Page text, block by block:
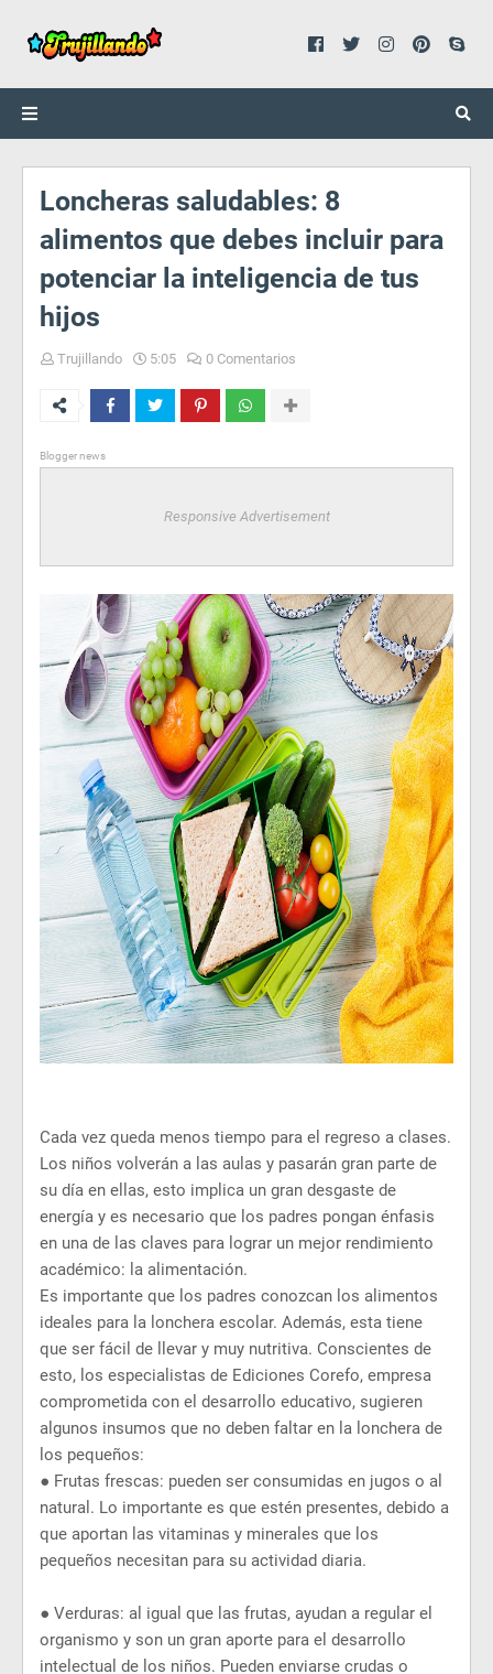
Loncheras saludables: 8
alimentos que debes incluir para
potenciar la inteligencia de tus
hijos
Trujillando 5:05 0 Comentarios
Blogger news
Responsive Advertisement
Cada vez queda menos tiempo para el regreso a clases.
Los niños volverán a las aulas y pasarán gran parte de
su día en ellas, esto implica un gran desgaste de
energía y es necesario que los padres pongan énfasis
en una de las claves para lograr un mejor rendimiento
académico: la alimentación.
Es importante que los padres conozcan los alimentos
ideales para la lonchera escolar. Además, esta tiene
que ser fácil de llevar y muy nutritiva. Conscientes de
esto, los especialistas de Ediciones Corefo, empresa
comprometida con el desarrollo educativo, sugieren
algunos insumos que no deben faltar en la lonchera de
los pequeños:
● Frutas frescas: pueden ser consumidas en jugos o al
natural. Lo importante es que estén presentes, debido a
que aportan las vitaminas y minerales que los
pequeños necesitan para su actividad diaria.
● Verduras: al igual que las frutas, ayudan a regular el
organismo y son un gran aporte para el desarrollo
intelectual de los niños. Pueden enviarse crudas o